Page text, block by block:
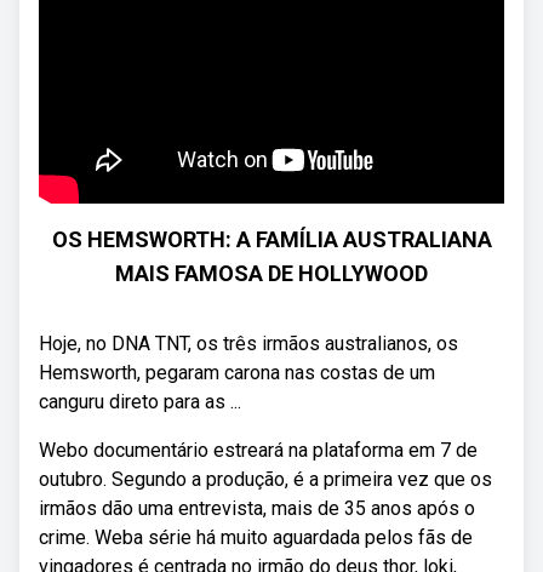
OS HEMSWORTH: A FAMÍLIA AUSTRALIANA
MAIS FAMOSA DE HOLLYWOOD
Hoje, no DNA TNT, os três irmãos australianos, os
Hemsworth, pegaram carona nas costas de um
canguru direto para as ...
Webo documentário estreará na plataforma em 7 de
outubro. Segundo a produção, é a primeira vez que os
irmãos dão uma entrevista, mais de 35 anos após o
crime. Weba série há muito aguardada pelos fãs de
vingadores é centrada no irmão do deus thor, loki,